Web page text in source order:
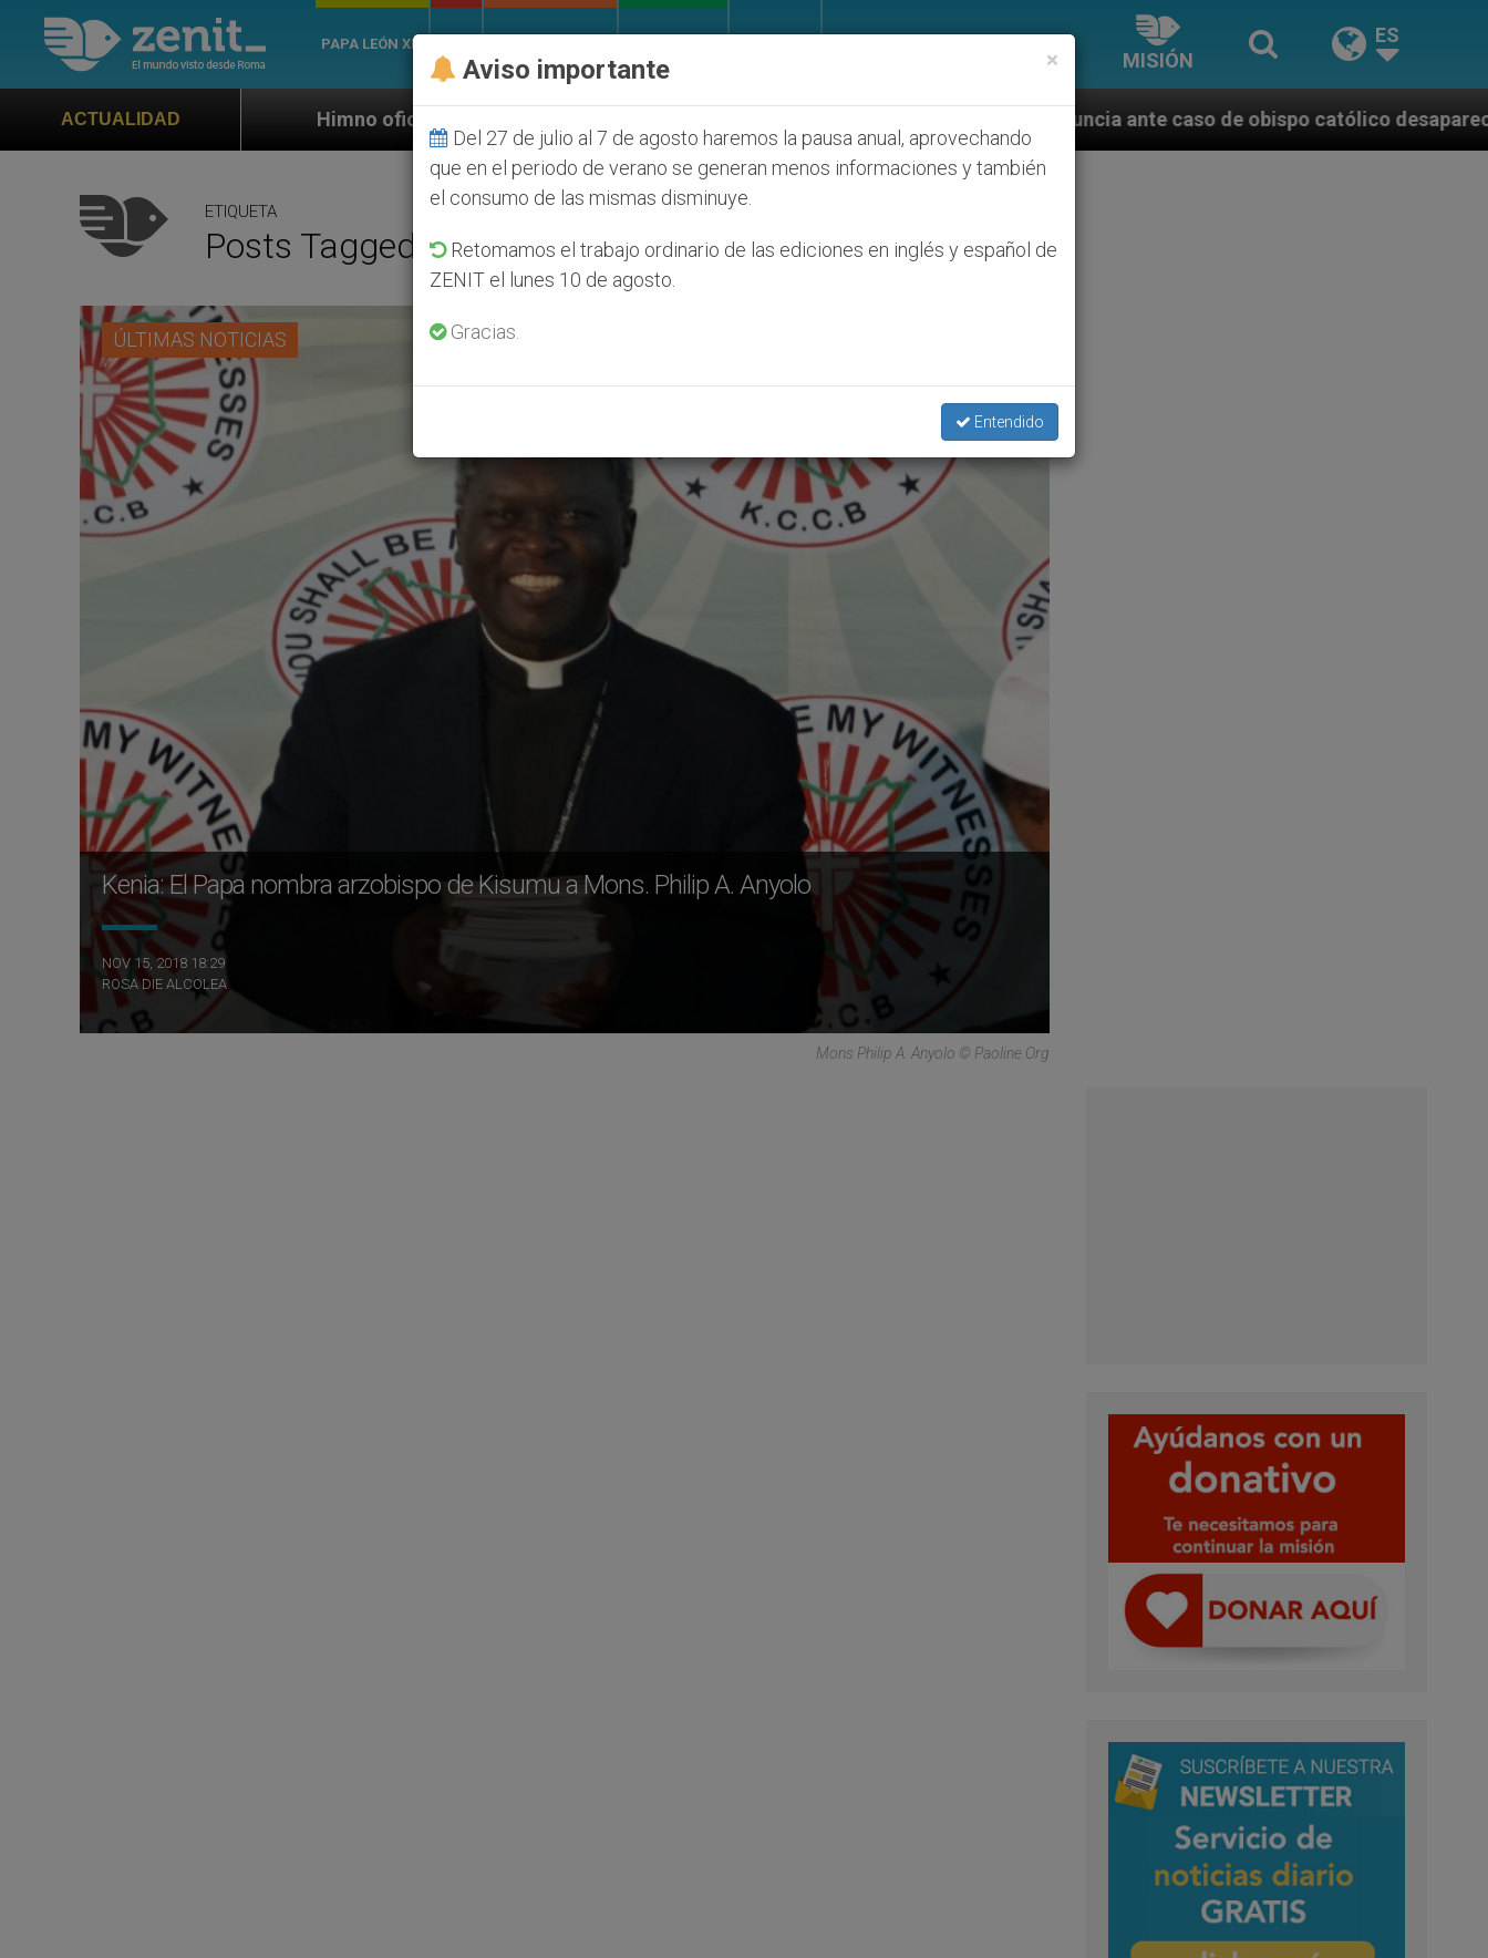
PAPA LEÓN XIV
MISIÓN
ES
ACTUALIDAD
Himno oficial de la Jornada Mundial de la Juventud Seúl 2027 ONU se pronuncia ante caso de obispo católico desaparecido por la dictadura
ETIQUETA
Posts Tagged ‘Mons. Philip A. Anyolo’
ÚLTIMAS NOTICIAS
Kenia: El Papa nombra arzobispo de Kisumu a Mons. Philip A. Anyolo
NOV 15, 2018 18:29
ROSA DIE ALCOLEA
Mons Philip A. Anyolo © Paoline.org
×
Aviso importante
Del 27 de julio al 7 de agosto haremos la pausa anual, aprovechando
que en el periodo de verano se generan menos informaciones y también
el consumo de las mismas disminuye.
Retomamos el trabajo ordinario de las ediciones en inglés y español de
ZENIT el lunes 10 de agosto.
Gracias.
Entendido